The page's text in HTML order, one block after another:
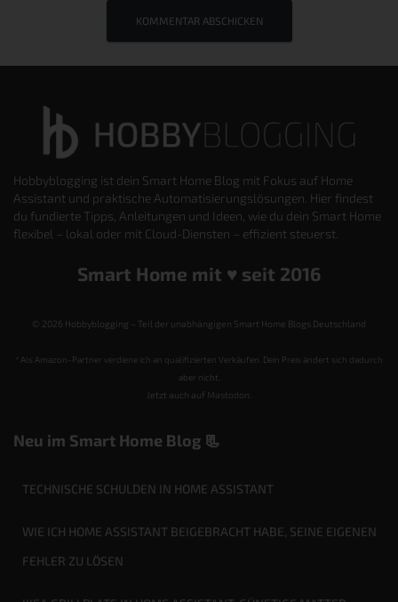
Hobbyblogging ist dein Smart Home Blog mit Fokus auf Home
Assistant und praktische Automatisierungslösungen. Hier findest
du fundierte Tipps, Anleitungen und Ideen, wie du dein Smart Home
flexibel – lokal oder mit Cloud-Diensten – effizient steuerst.
Smart Home mit ♥️ seit 2016
© 2026 Hobbyblogging – Teil der unabhängigen Smart Home Blogs Deutschland
* Als Amazon-Partner verdiene ich an qualifizierten Verkäufen. Dein Preis ändert sich dadurch
aber nicht.
Jetzt auch auf Mastodon
Neu im Smart Home Blog 📃
TECHNISCHE SCHULDEN IN HOME ASSISTANT
WIE ICH HOME ASSISTANT BEIGEBRACHT HABE, SEINE EIGENEN
FEHLER ZU LÖSEN